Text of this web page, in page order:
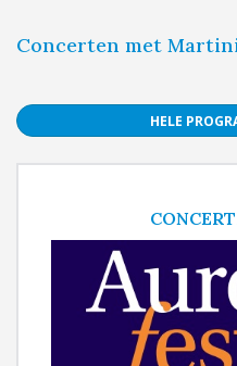
Concerten met
HELE